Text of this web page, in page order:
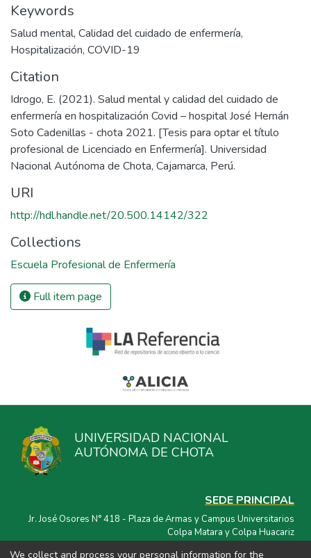
Keywords
Salud mental, Calidad del cuidado de enfermería,
Hospitalización, COVID-19
Citation
Idrogo, E. (2021). Salud mental y calidad del cuidado de
enfermería en hospitalización Covid – hospital José Hernán
Soto Cadenillas - chota 2021. [Tesis para optar el título
profesional de Licenciado en Enfermería]. Universidad
Nacional Autónoma de Chota, Cajamarca, Perú.
URI
http://hdl.handle.net/20.500.14142/322
Collections
Escuela Profesional de Enfermería
Full item page
UNIVERSIDAD NACIONAL
AUTÓNOMA DE CHOTA
SEDE PRINCIPAL
Jr. José Osores N° 418 - Plaza de Armas y Campus Universitarios
Colpa Matara y Colpa Huacariz
We collect and process your personal information for the